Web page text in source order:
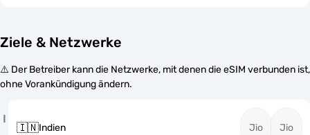
Ziele & Netzwerke
⚠️ Der Betreiber kann die Netzwerke, mit denen die eSIM verbunden ist,
ohne Vorankündigung ändern.
I
🇮🇳Indien Jio Jio